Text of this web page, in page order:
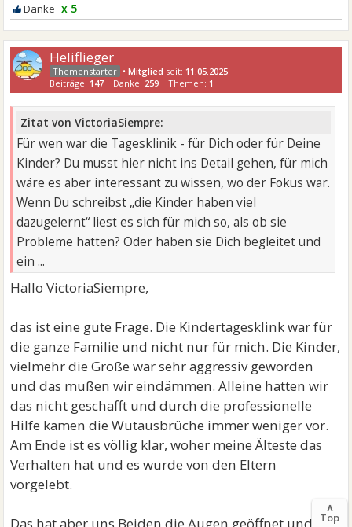
x 5
Heliflieger
•Mitglied seit: 11.05.2025
Beiträge: 147 Danke: 259 Themen: 1
Zitat von VictoriaSiempre:
Für wen war die Tagesklinik - für Dich oder für Deine
Kinder? Du musst hier nicht ins Detail gehen, für mich
wäre es aber interessant zu wissen, wo der Fokus war.
Wenn Du schreibst „die Kinder haben viel
dazugelernt“ liest es sich für mich so, als ob sie
Probleme hatten? Oder haben sie Dich begleitet und
ein ...
Hallo VictoriaSiempre,
das ist eine gute Frage. Die Kindertagesklink war für
die ganze Familie und nicht nur für mich. Die Kinder,
vielmehr die Große war sehr aggressiv geworden
und das mußen wir eindämmen. Alleine hatten wir
das nicht geschafft und durch die professionelle
Hilfe kamen die Wutausbrüche immer weniger vor.
Am Ende ist es völlig klar, woher meine Älteste das
Verhalten hat und es wurde von den Eltern
vorgelebt.
Das hat aber uns Beiden die Augen geöffnet und wir
∧
Top